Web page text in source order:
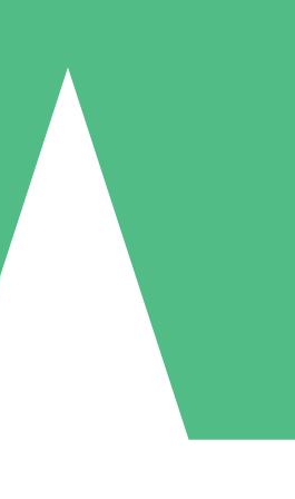
Individuels
téléchargement. Sans engagement
5 Téléchargements
US$